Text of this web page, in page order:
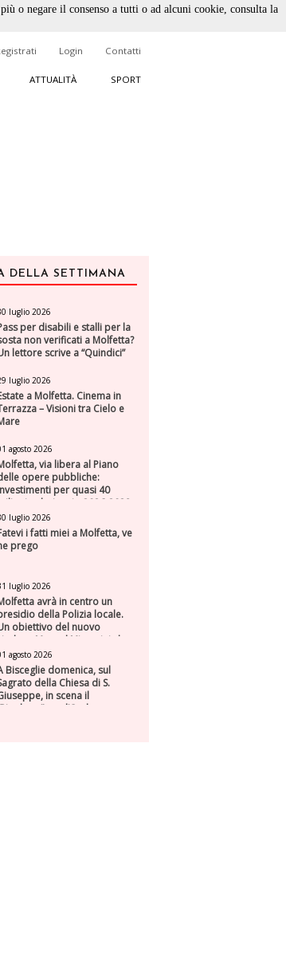
Login Contatti
ATTUALITÀ SPORT
DELLA SETTIMANA
luglio 2026
per disabili e stalli per la
non verificati a Molfetta?
lettore scrive a “Quindici”
luglio 2026
a Molfetta. Cinema in
– Visioni tra Cielo e
agosto 2026
via libera al Piano
opere pubbliche:
per quasi 40
milioni nel triennio 2026-2028
luglio 2026
i fatti miei a Molfetta, ve
prego
luglio 2026
avrà in centro un
della Polizia locale.
obiettivo del nuovo
sindaco Manuel Minervini che
realtà, con la speranza
maggiore efficienza e
sul territorio
agosto 2026
Bisceglie domenica, sul
della Chiesa di S.
in scena il
con l’Orchestra
o negare il consenso a tutti o ad alcuni cookie, consulta la